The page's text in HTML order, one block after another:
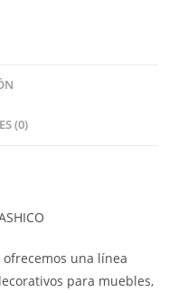
(0)
ofrecemos una línea
para muebles,